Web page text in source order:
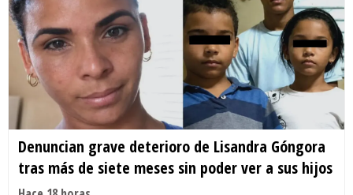
Denuncian grave deterioro de Lisandra Góngora
tras más de siete meses sin poder ver a sus hijos